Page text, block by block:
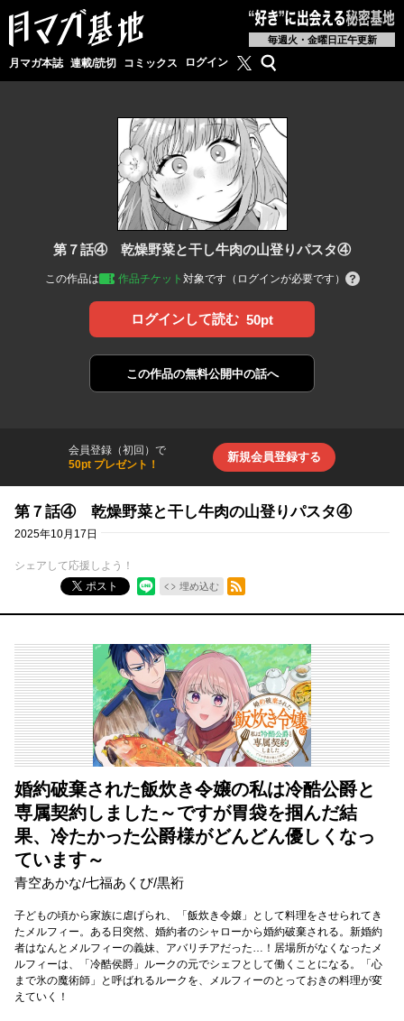
毎週火・金曜日正午更新
月マガ本誌 連載/読切 コミックス ログイン 月マガ基地公式X
検索
第７話④ 乾燥野菜と干し牛肉の山登りパスタ④
この作品は 作品チケット 対象です（ログインが必要です）
ログインして読む 50pt
この作品の無料公開中の話へ
会員登録（初回）で
50pt プレゼント！
新規会員登録する
第７話④ 乾燥野菜と干し牛肉の山登りパスタ④
2025年10月17日
シェアして応援しよう！
ポスト
埋め込む
RSSフィード
婚約破棄された飯炊き令嬢の私は冷酷公爵と
専属契約しました～ですが胃袋を掴んだ結
果、冷たかった公爵様がどんどん優しくなっ
ています～
青空あかな/七福あくび/黒裄
子どもの頃から家族に虐げられ、「飯炊き令嬢」として料理をさせられてき
たメルフィー。ある日突然、婚約者のシャローから婚約破棄される。新婚約
者はなんとメルフィーの義妹、アバリチアだった…！居場所がなくなったメ
ルフィーは、「冷酷侯爵」ルークの元でシェフとして働くことになる。「心
まで氷の魔術師」と呼ばれるルークを、メルフィーのとっておきの料理が変
えていく！